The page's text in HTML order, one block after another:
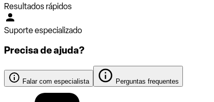
Resultados rápidos
Suporte especializado
Precisa de ajuda?
Falar com especialista Perguntas frequentes